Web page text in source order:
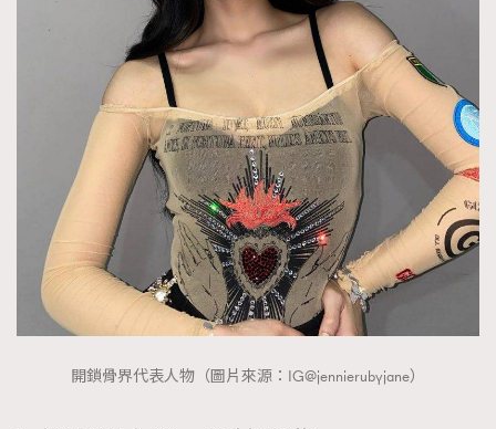
TRENDING
AFrenchMind
DressLikeAParisienne
EmpowerF
FashionWeek FigaroAesthetic
開鎖骨界代表人物（圖片來源：IG@jennierubyjane）